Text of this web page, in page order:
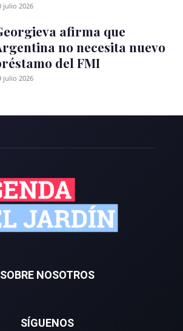
julio 2026
afirma que
no necesita nuevo
del FMI
julio 2026
SOBRE NOSOTROS
SÍGUENOS